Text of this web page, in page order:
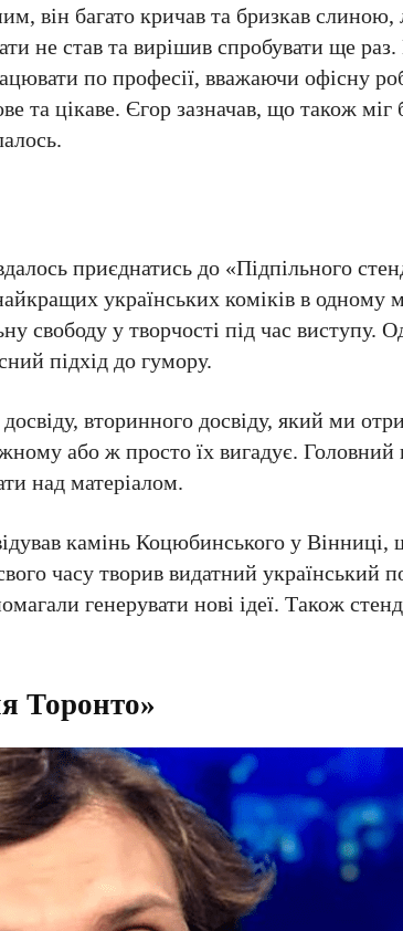
він багато кричав та бризкав
не став та вирішив спробувати ще
по професії, вважаючи офісну
та цікаве. Єгор зазначав, що також
приєднатись до «Підпільного
українських коміків в одному
свободу у творчості під час виступу.
підхід до гумору.
вторинного досвіду, який ми
або ж просто їх вигадує. Головний
над матеріалом.
камінь Коцюбинського у Вінниці,
часу творив видатний український
генерувати нові ідеї. Також
Торонто»